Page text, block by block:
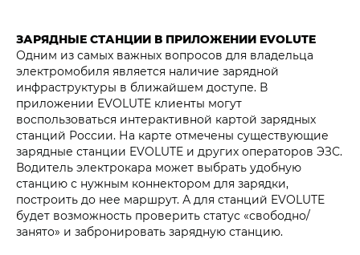
ЗАРЯДНЫЕ СТАНЦИИ В ПРИЛОЖЕНИИ EVOLUTE
Одним из самых важных вопросов для владельца
электромобиля является наличие зарядной
инфраструктуры в ближайшем доступе. В
приложении EVOLUTE клиенты могут
воспользоваться интерактивной картой зарядных
станций России. На карте отмечены существующие
зарядные станции EVOLUTE и других операторов ЭЗС.
Водитель электрокара может выбрать удобную
станцию с нужным коннектором для зарядки,
построить до нее маршрут. А для станций EVOLUTE
будет возможность проверить статус «свободно/
занято» и забронировать зарядную станцию.